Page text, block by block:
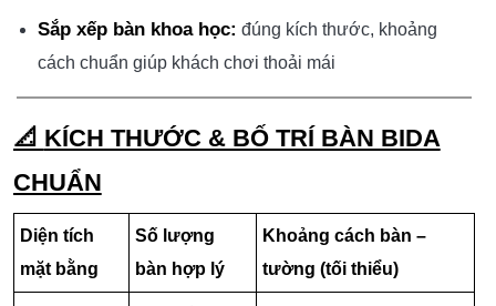
Sắp xếp bàn khoa học: đúng kích thước, khoảng
cách chuẩn giúp khách chơi thoải mái
📐 KÍCH THƯỚC & BỐ TRÍ BÀN BIDA
CHUẨN
Diện tích
mặt bằng
Số lượng
bàn hợp lý
Khoảng cách bàn –
tường (tối thiểu)